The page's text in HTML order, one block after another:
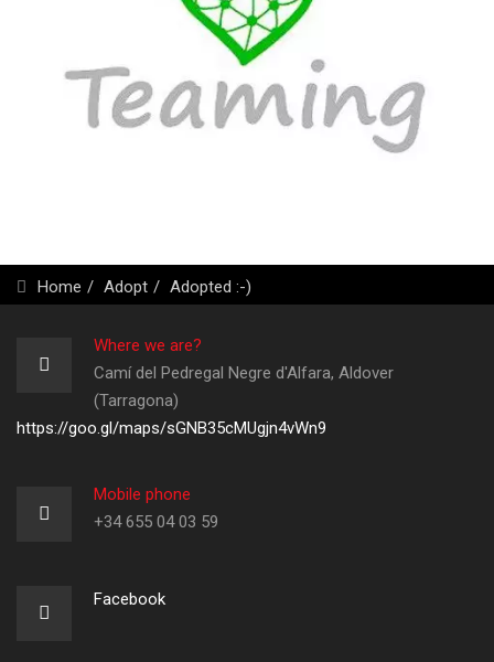
Home Adopt Adopted :-)
Where we are?
Camí del Pedregal Negre d'Alfara, Aldover
(Tarragona)
https://goo.gl/maps/sGNB35cMUgjn4vWn9
Mobile phone
+34 655 04 03 59
Facebook